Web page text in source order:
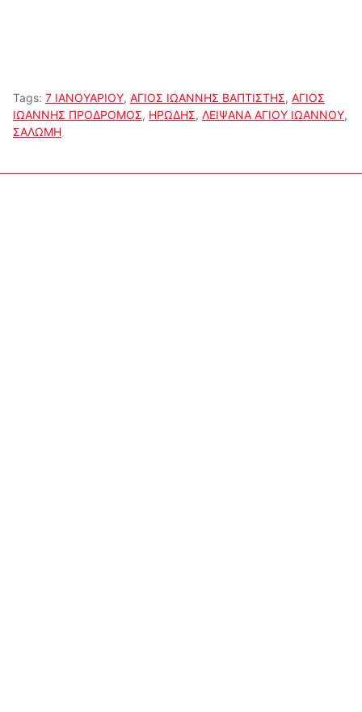
Tags: 7 ΙΑΝΟΥΑΡΙΟΥ, ΑΓΙΟΣ ΙΩΑΝΝΗΣ ΒΑΠΤΙΣΤΗΣ, ΑΓΙΟΣ
ΙΩΑΝΝΗΣ ΠΡΟΔΡΟΜΟΣ, ΗΡΩΔΗΣ, ΛΕΙΨΑΝΑ ΑΓΙΟΥ ΙΩΑΝΝΟΥ,
ΣΑΛΩΜΗ